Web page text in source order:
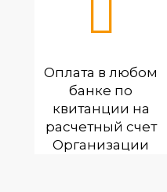
Оплата в любом
банке по
квитанции на
расчетный счет
Организации